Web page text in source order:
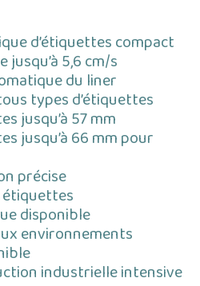
d’étiquettes compact
5,6 cm/s
du liner
types d’étiquettes
jusqu’à 57 mm
jusqu’à 66 mm pour
précise
disponible
environnements
industrielle intensive